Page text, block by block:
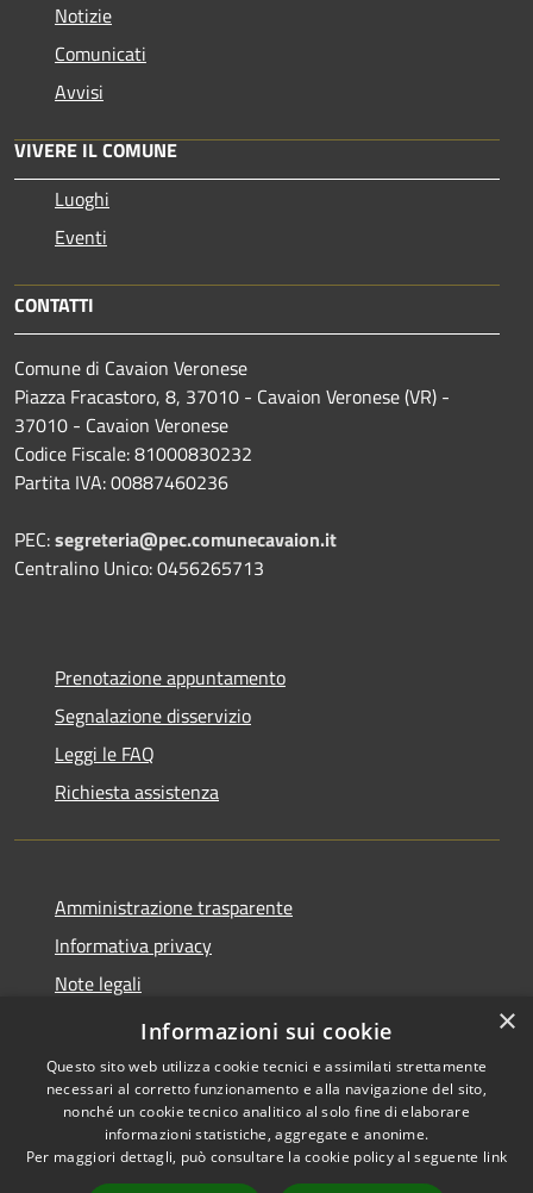
Notizie
Comunicati
Avvisi
VIVERE IL COMUNE
Luoghi
Eventi
CONTATTI
Comune di Cavaion Veronese
Piazza Fracastoro, 8, 37010 - Cavaion Veronese (VR) -
37010 - Cavaion Veronese
Codice Fiscale: 81000830232
Partita IVA: 00887460236
PEC:segreteria@pec.comunecavaion.it
Centralino Unico: 0456265713
Prenotazione appuntamento
Segnalazione disservizio
Leggi le FAQ
Richiesta assistenza
Amministrazione trasparente
Informativa privacy
Note legali
Dichiarazione di accessibilità
Accessibilità
Copyright © 2026 • Comune di
Cavaion Veronese • Powered
×
Informazioni sui cookie
Questo sito web utilizza cookie tecnici e assimilati strettamente
necessari al corretto funzionamento e alla navigazione del sito,
nonché un cookie tecnico analitico al solo fine di elaborare
informazioni statistiche, aggregate e anonime.
Per maggiori dettagli, può consultare la cookie policy al seguente link